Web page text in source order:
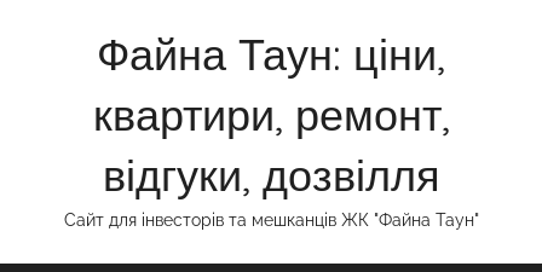
Файна Таун: ціни,
квартири, ремонт,
відгуки, дозвілля
Сайт для інвесторів та мешканців ЖК "Файна Таун"